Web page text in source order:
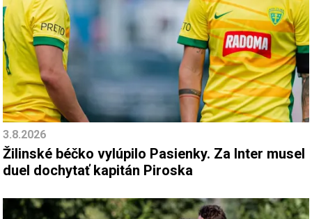
3.8.2026
Žilinské béčko vylúpilo Pasienky. Za Inter musel
duel dochytať kapitán Piroska